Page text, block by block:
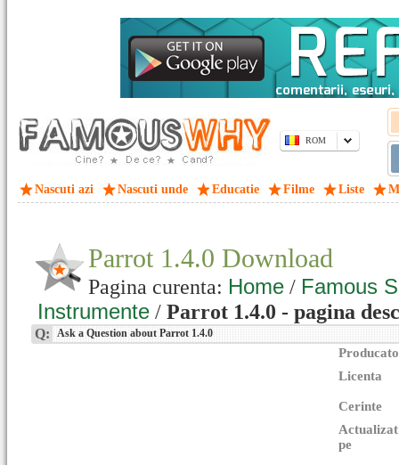
ROM
Nascuti azi Nascuti unde Educatie Filme Liste
Parrot 1.4.0 Download
Pagina curenta: Home / Famous
Instrumente / Parrot 1.4.0 - pagina
Q: Ask a Question about Parrot 1.4.0
Licenta
Cerinte
Actualizat
pe